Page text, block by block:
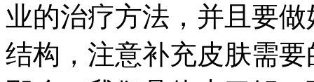
业的治疗方法，并且要
结构，注意补充皮肤需